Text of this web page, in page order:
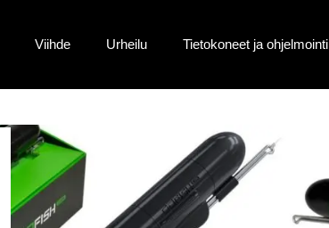
Viihde Urheilu Tietokoneet ja ohjelmointi